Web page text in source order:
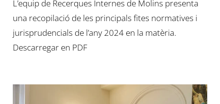
L’equip de Recerques Internes de Molins presenta
una recopilació de les principals fites normatives i
jurisprudencials de l’any 2024 en la matèria.
Descarregar en PDF